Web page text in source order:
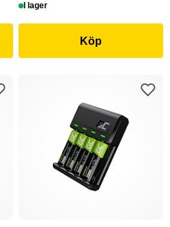
I lager
Köp